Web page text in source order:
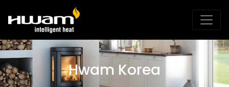
Hwam Korea